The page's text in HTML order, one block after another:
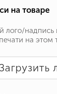
на товаре
лого/надпись
на этом
Загрузить